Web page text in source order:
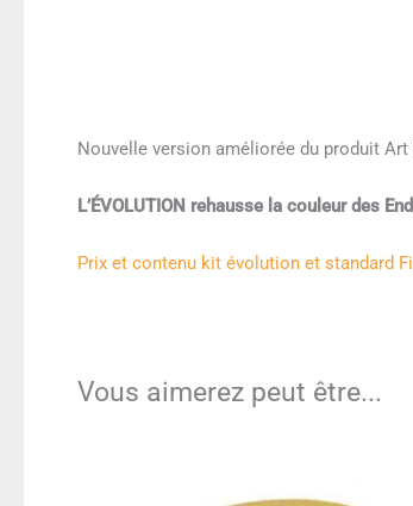
Nouvelle version améliorée du produit
L’ÉVOLUTION rehausse la couleur des
Prix et contenu kit évolution et standard